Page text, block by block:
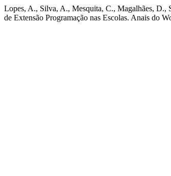
Lopes, A., Silva, A., Mesquita, C., Magalhães, D.,
de Extensão Programação nas Escolas. Anais do